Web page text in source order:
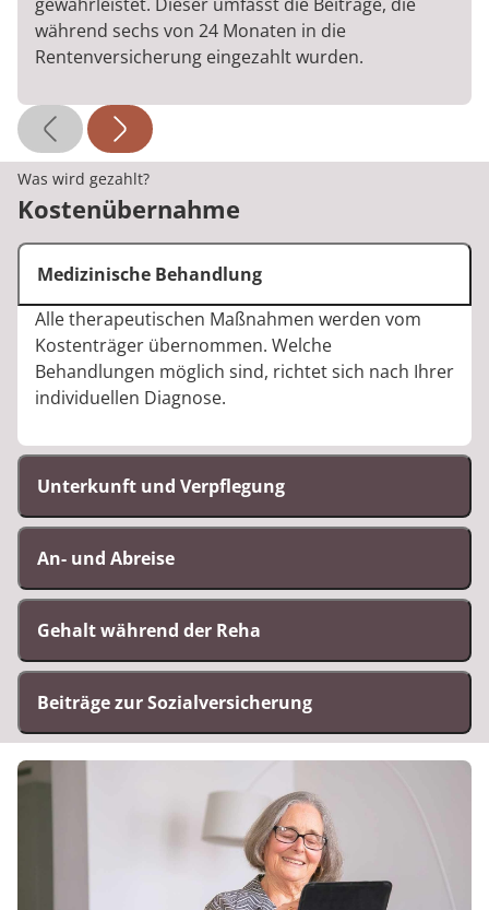
während sechs von 24 Monaten in die
Rentenversicherung eingezahlt wurden.
Was wird gezahlt?
Kostenübernahme
Medizinische Behandlung
Alle therapeutischen Maßnahmen werden vom
Kostenträger übernommen. Welche
Behandlungen möglich sind, richtet sich nach Ihrer
individuellen Diagnose.
Unterkunft und Verpflegung
An- und Abreise
Gehalt während der Reha
Beiträge zur Sozialversicherung